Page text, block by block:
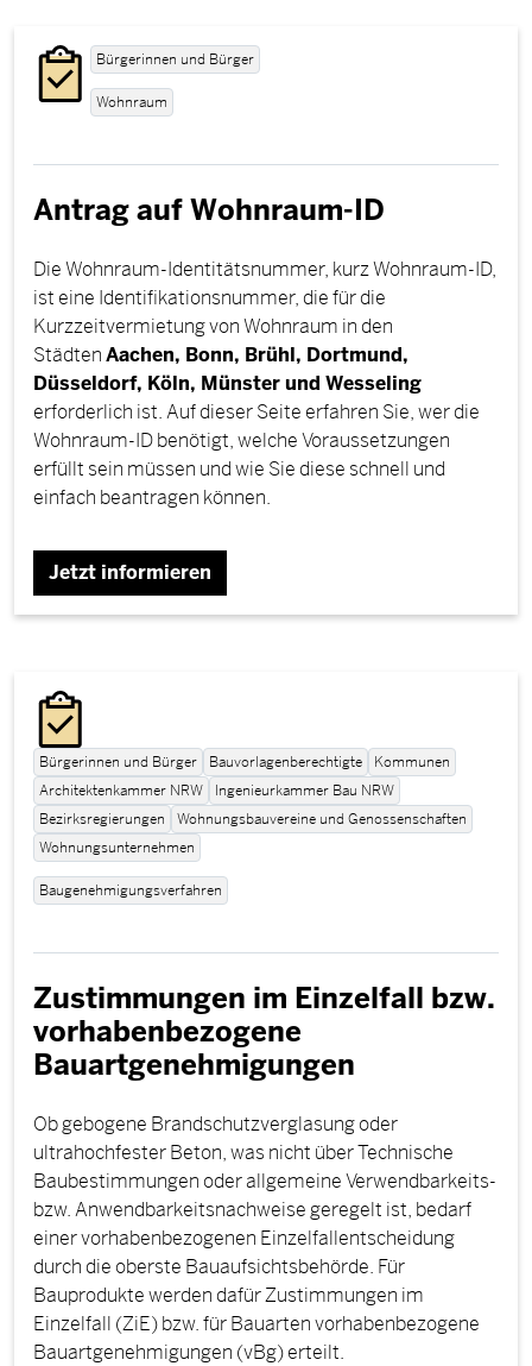
Bürgerinnen und Bürger
Wohnraum
Antrag auf Wohnraum-ID
Die Wohnraum-Identitätsnummer, kurz Wohnraum-ID,
ist eine Identifikationsnummer, die für die
Kurzzeitvermietung von Wohnraum in den
StädtenAachen, Bonn, Brühl, Dortmund,
Düsseldorf, Köln, Münster und Wesseling
erforderlich ist. Auf dieser Seite erfahren Sie, wer die
Wohnraum-ID benötigt, welche Voraussetzungen
erfüllt sein müssen und wie Sie diese schnell und
einfach beantragen können.
Jetzt informieren
Bürgerinnen und Bürger Bauvorlagenberechtigte
Kommunen
Architektenkammer NRW
Ingenieurkammer Bau NRW
Bezirksregierungen
Wohnungsbauvereine und Genossenschaften​
Wohnungsunternehmen
Baugenehmigungsverfahren
Zustimmungen im Einzelfall bzw.
vorhabenbezogene
Bauartgenehmigungen
Ob gebogene Brandschutzverglasung oder
ultrahochfester Beton, was nicht über Technische
Baubestimmungen oder allgemeine Verwendbarkeits-
bzw. Anwendbarkeitsnachweise geregelt ist, bedarf
einer vorhabenbezogenen Einzelfallentscheidung
durch die oberste Bauaufsichtsbehörde. Für
Bauprodukte werden dafür Zustimmungen im
Einzelfall (ZiE) bzw. für Bauarten vorhabenbezogene
Bauartgenehmigungen (vBg) erteilt.